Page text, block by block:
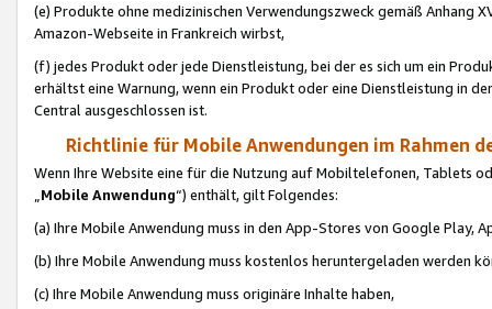
(e) Produkte ohne medizinischen Verwendungszweck gemäß Anhang
Amazon-Webseite in Frankreich wirbst,
(f) jedes Produkt oder jede Dienstleistung, bei der es sich um ein
erhältst eine Warnung, wenn ein Produkt oder eine Dienstleistung in
Central ausgeschlossen ist.
Richtlinie für Mobile Anwendungen im Rahmen
Wenn Ihre Website eine für die Nutzung auf Mobiltelefonen, Tablets
„Mobile Anwendung“) enthält, gilt Folgendes:
(a) Ihre Mobile Anwendung muss in den App-Stores von Google Play,
(b) Ihre Mobile Anwendung muss kostenlos heruntergeladen werden
(c) Ihre Mobile Anwendung muss originäre Inhalte haben,